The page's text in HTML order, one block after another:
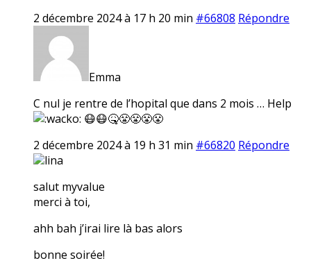
2 décembre 2024 à 17 h 20 min #66808 Répondre
Emma
C nul je rentre de l’hopital que dans 2 mois … Help
😷😷🤒😤😤😤😤
2 décembre 2024 à 19 h 31 min #66820 Répondre
lina
salut myvalue
merci à toi,
ahh bah j’irai lire là bas alors
bonne soirée!